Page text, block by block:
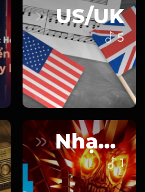
US/UK
5
Nhạc Games
1